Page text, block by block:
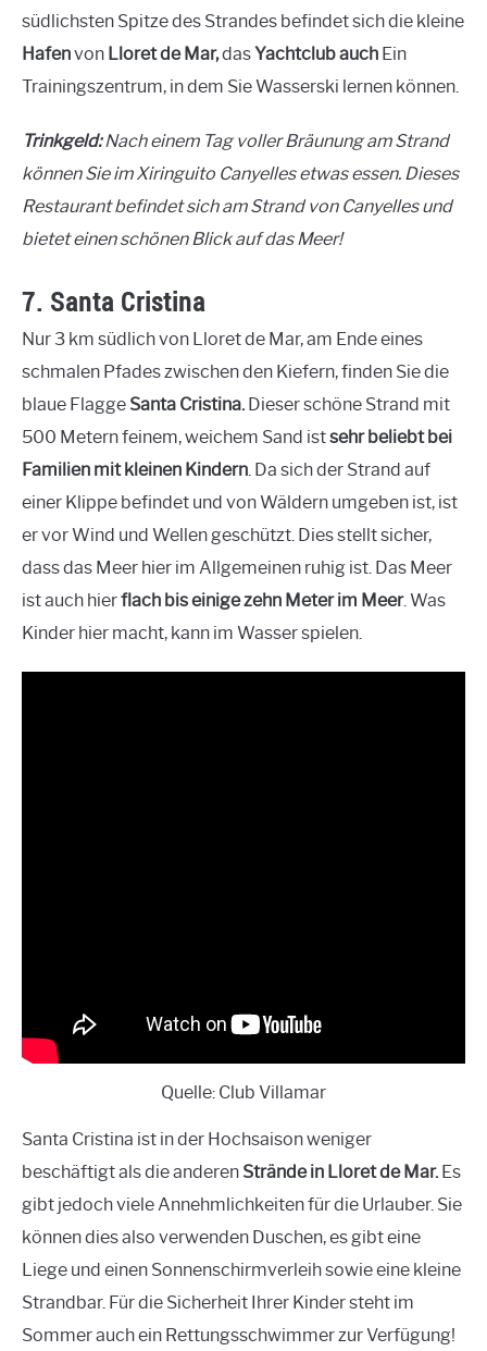
südlichsten Spitze des Strandes befindet sich die kleine
Hafenvon Lloret de Mar,dasYachtclub auch Ein
Trainingszentrum, in dem Sie Wasserski lernen können.
Trinkgeld:Nach einem Tag voller Bräunung am Strand
können Sie im Xiringuito Canyelles etwas essen. Dieses
Restaurant befindet sich am Strand von Canyelles und
bietet einen schönen Blick auf das Meer!
7. Santa Cristina
Nur 3 km südlich von Lloret de Mar, am Ende eines
schmalen Pfades zwischen den Kiefern, finden Sie die
blaue Flagge Santa Cristina. Dieser schöne Strand mit
500 Metern feinem, weichem Sand istsehr beliebt bei
Familien mit kleinen Kindern. Da sich der Strand auf
einer Klippe befindet und von Wäldern umgeben ist, ist
er vor Wind und Wellen geschützt. Dies stellt sicher,
dass das Meer hier im Allgemeinen ruhig ist. Das Meer
ist auch hierflach bis einige zehn Meter im Meer. Was
Kinder hier macht, kann im Wasser spielen.
Quelle: Club Villamar
Santa Cristina ist in der Hochsaison weniger
beschäftigt als die anderen Strände in Lloret de Mar. Es
gibt jedoch viele Annehmlichkeiten für die Urlauber. Sie
können dies also verwenden Duschen, es gibt eine
Liege und einen Sonnenschirmverleih sowie eine kleine
Strandbar. Für die Sicherheit Ihrer Kinder steht im
Sommer auch ein Rettungsschwimmer zur Verfügung!